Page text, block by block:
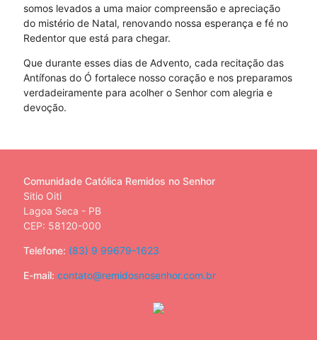
somos levados a uma maior compreensão e apreciação
do mistério de Natal, renovando nossa esperança e fé no
Redentor que está para chegar.
Que durante esses dias de Advento, cada recitação das
Antífonas do Ó fortalece nosso coração e nos preparamos
verdadeiramente para acolher o Senhor com alegria e
devoção.
Comunidade Católica Remidos no Senhor
Sitio Oiti
Lagoa Seca - PB
CEP: 58120-000
Telefone: (83) 9 99679-1623
E-mail: contato@remidosnosenhor.com.br